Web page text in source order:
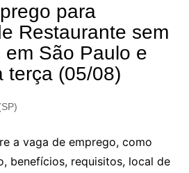
para
Restaurante sem
em São Paulo e
terça (05/08)
a vaga de emprego, como
benefícios, requisitos, local de